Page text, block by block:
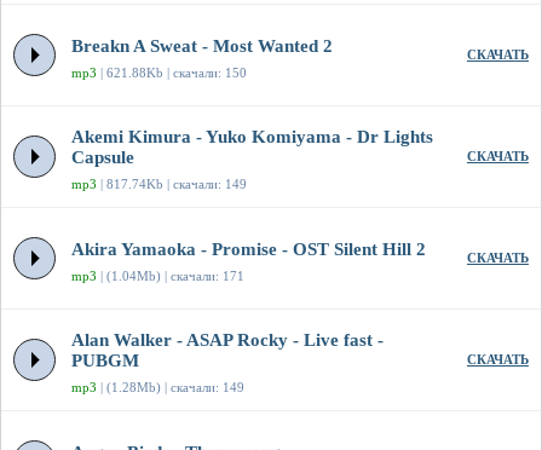
Breakn A Sweat - Most Wanted 2
mp3 | 621.88Kb | скачали: 150
СКАЧАТЬ
Akemi Kimura - Yuko Komiyama - Dr Lights
Capsule
mp3 | 817.74Kb | скачали: 149
СКАЧАТЬ
Akira Yamaoka - Promise - OST Silent Hill 2
mp3 | (1.04Mb) | скачали: 171
СКАЧАТЬ
Alan Walker - ASAP Rocky - Live fast -
PUBGM
mp3 | (1.28Mb) | скачали: 149
СКАЧАТЬ